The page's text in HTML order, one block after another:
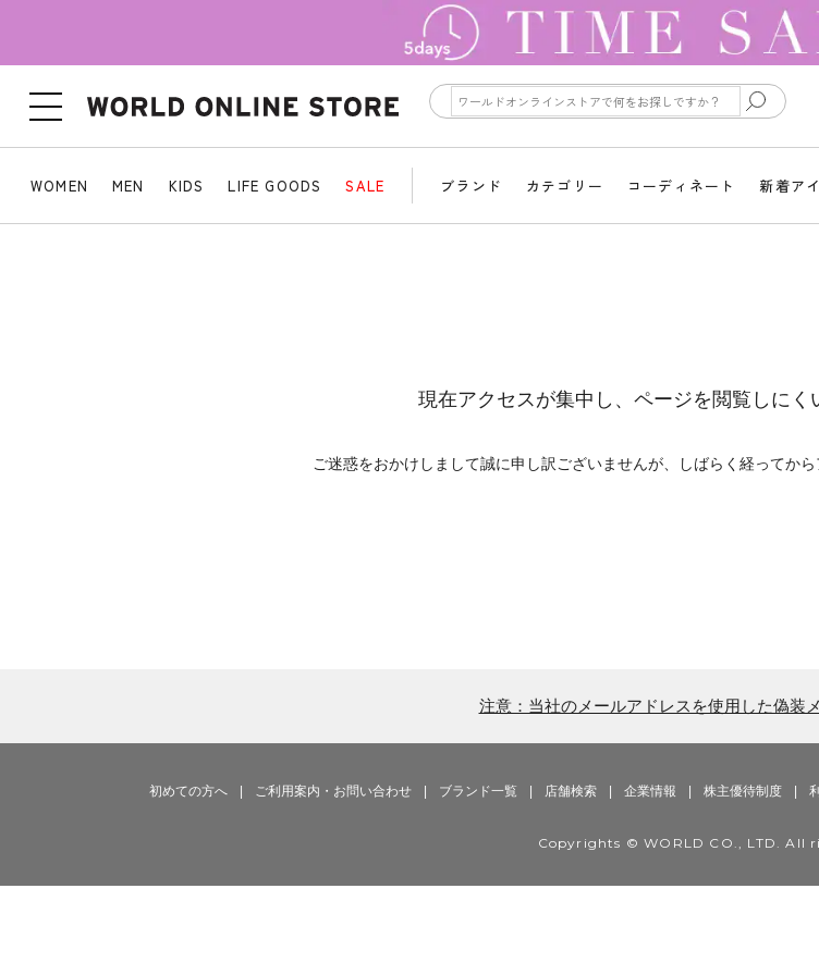
WOMEN MEN KIDS LIFE GOODS SALE ブランド カテゴリー コーディネート 新着ア
現在アクセスが集中し、ページを閲覧しにく
ご迷惑をおかけしまして誠に申し訳ございませんが、しばらく経ってか
注意：当社のメールアドレスを使用した偽装
初めての方へ ご利用案内・お問い合わせ ブランド一覧 店舗検索 企業情報 株主優待制度
Copyrights © WORLD CO., LTD. All